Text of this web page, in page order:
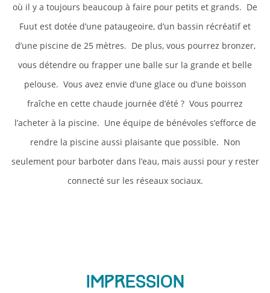
où il y a toujours beaucoup à faire pour petits et grands. De
Fuut est dotée d’une pataugeoire, d’un bassin récréatif et
d’une piscine de 25 mètres. De plus, vous pourrez bronzer,
vous détendre ou frapper une balle sur la grande et belle
pelouse. Vous avez envie d’une glace ou d’une boisson
fraîche en cette chaude journée d’été ? Vous pourrez
l’acheter à la piscine. Une équipe de bénévoles s’efforce de
rendre la piscine aussi plaisante que possible. Non
seulement pour barboter dans l’eau, mais aussi pour y rester
connecté sur les réseaux sociaux.
Impression